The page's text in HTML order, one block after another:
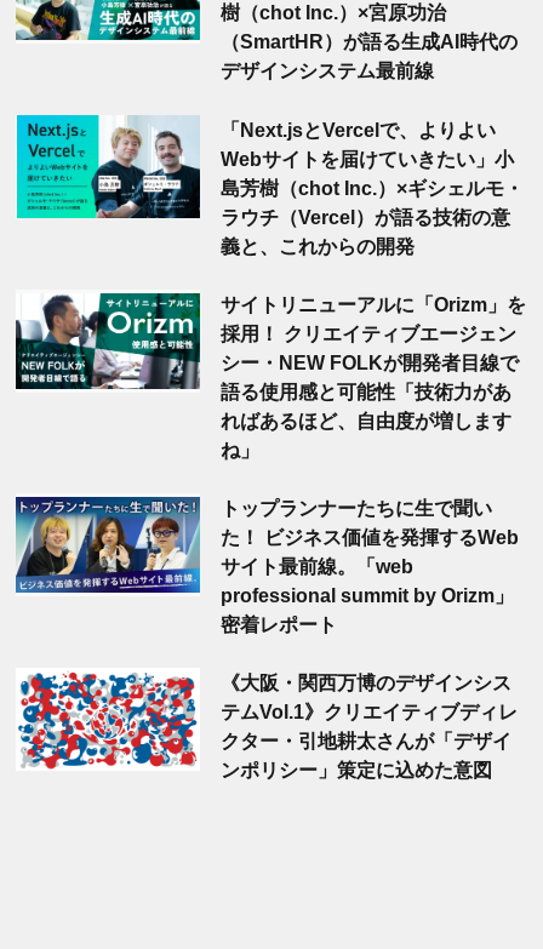
樹（chot Inc.）×宮原功治
（SmartHR）が語る生成AI時代の
デザインシステム最前線
「Next.jsとVercelで、よりよい
Webサイトを届けていきたい」小
島芳樹（chot Inc.）×ギシェルモ・
ラウチ（Vercel）が語る技術の意
義と、これからの開発
サイトリニューアルに「Orizm」を
採用！ クリエイティブエージェン
シー・NEW FOLKが開発者目線で
語る使用感と可能性「技術力があ
ればあるほど、自由度が増します
ね」
トップランナーたちに生で聞い
た！ ビジネス価値を発揮するWeb
サイト最前線。「web
professional summit by Orizm」
密着レポート
《大阪・関西万博のデザインシス
テムVol.1》クリエイティブディレ
クター・引地耕太さんが「デザイ
ンポリシー」策定に込めた意図